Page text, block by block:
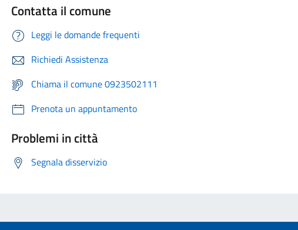
Contatta il comune
Leggi le domande frequenti
Richiedi Assistenza
Chiama il comune 0923502111
Prenota un appuntamento
Problemi in città
Segnala disservizio